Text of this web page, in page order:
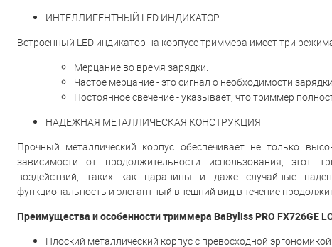
ИНТЕЛЛИГЕНТНЫЙ LED ИНДИКАТОР
Встроенный LED индикатор на корпусе триммера имеет три
Мерцание во время зарядки.
Частое мерцание - это сигнал о необходимости зарядки.
Постоянное свечение - указывает, что триммер
НАДЕЖНАЯ МЕТАЛЛИЧЕСКАЯ КОНСТРУКЦИЯ
Прочный металлический корпус обеспечивает не только
зависимости от продолжительности использования, этот
воздействий, таких как царапины и даже случайные
функциональность и элегантный внешний вид в течение
Преимущества и особенности триммера BaByliss PRO FX726GE
Плоский металлический корпус с превосходной эргономикой.